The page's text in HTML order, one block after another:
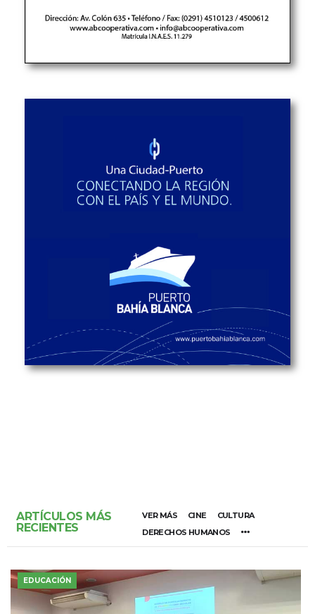
ARTÍCULOS MÁS
RECIENTES
VER MÁS CINE
CULTURA
DERECHOS HUMANOS
EDUCACIÓN